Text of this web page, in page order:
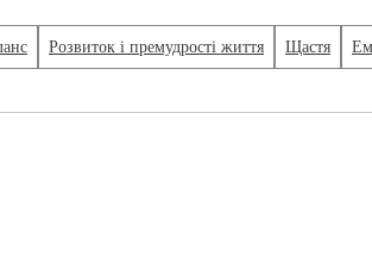
Розвиток і премудрості життя Щастя